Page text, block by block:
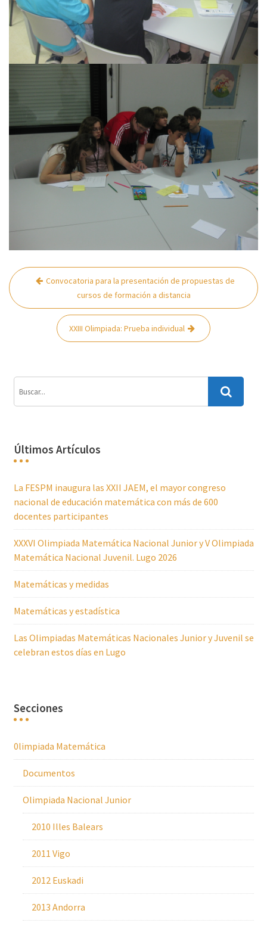
Navegación
de
entradas
Convocatoria para la presentación de propuestas de
cursos de formación a distancia
XXIII Olimpiada: Prueba individual
Últimos Artículos
La FESPM inaugura las XXII JAEM, el mayor congreso
nacional de educación matemática con más de 600
docentes participantes
XXXVI Olimpiada Matemática Nacional Junior y V Olimpiada
Matemática Nacional Juvenil. Lugo 2026
Matemáticas y medidas
Matemáticas y estadística
Las Olimpiadas Matemáticas Nacionales Junior y Juvenil se
celebran estos días en Lugo
Secciones
0limpiada Matemática
Documentos
Olimpiada Nacional Junior
2010 Illes Balears
2011 Vigo
2012 Euskadi
2013 Andorra